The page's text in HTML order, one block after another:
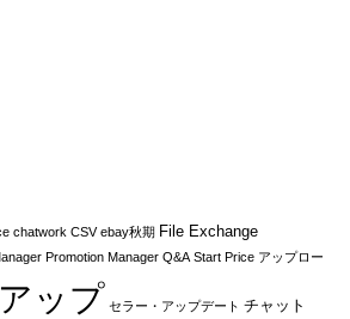
chatwork CSV ebay秋期 File Exchange
Promotion Manager Q&A Start Price アップロー
ップ セラー・アップデート チャット